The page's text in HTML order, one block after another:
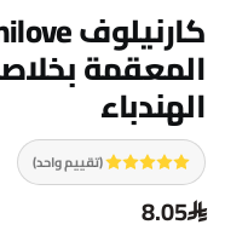
المعقمة
الهندباء
(تقييم واحد)
8.05